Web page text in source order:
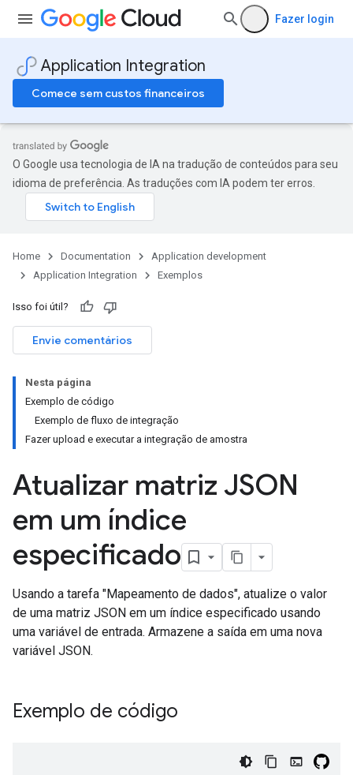
Fazer login
Application Integration
Comece sem custos financeiros
O Google usa tecnologia de IA na tradução de conteúdos para seu
idioma de preferência. As traduções com IA podem ter erros.
Home Documentation
Application development
Application Integration
Exemplos
Isso foi útil?
Envie comentários
Nesta página
Exemplo de código
Exemplo de fluxo de integração
Fazer upload e executar a integração de amostra
Atualizar matriz JSON
em um índice
especificado
Usando a tarefa "Mapeamento de dados", atualize o valor
de uma matriz JSON em um índice especificado usando
uma variável de entrada. Armazene a saída em uma nova
variável JSON.
Exemplo de código